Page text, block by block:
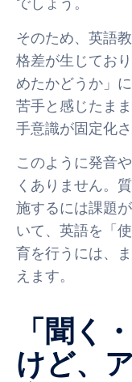
そのため、英語
格差が生じてお
めたかどうか」
苦手と感じたま
手意識が固定化
このように発音
くありません。
施するには課題
いて、英語を「
育を行うには、
えます。
「聞く
けど、